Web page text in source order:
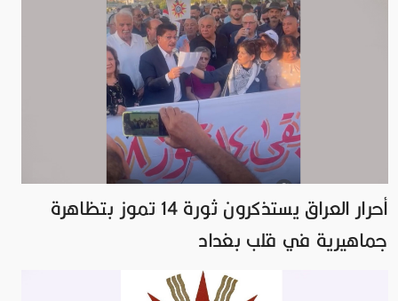
أحرار العراق يستذكرون ثورة 14 تموز بتظاهرة
جماهيرية في قلب بغداد